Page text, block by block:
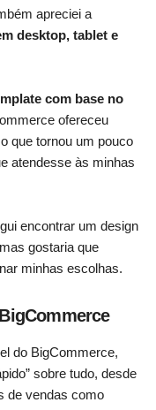
apreciei a
desktop, tablet e
com base no
ofereceu
que tornou um pouco
atendesse às minhas
encontrar um design
gostaria que
minhas escolhas.
do BigCommerce,
sobre tudo, desde
de vendas como